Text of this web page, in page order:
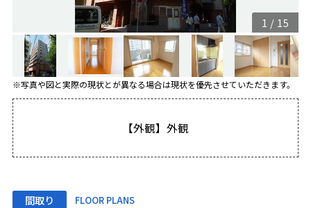
1 / 15
※写真や図と実際の現状とが異なる場合は現状を優先させていただきます。
【外観】外観
間取り FLOOR PLANS